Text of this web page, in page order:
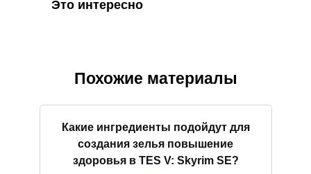
Это интересно
Похожие материалы
Какие ингредиенты подойдут для
создания зелья повышение
здоровья в TES V: Skyrim SE?